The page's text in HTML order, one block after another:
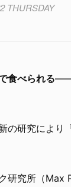
THURSDAY
食べられる——
の研究により
研究所（